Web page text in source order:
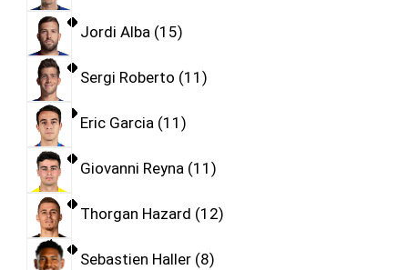
Jordi Alba 15
Sergi Roberto 11
Eric Garcia 11
Giovanni Reyna 11
Thorgan Hazard 12
Sebastien Haller 8